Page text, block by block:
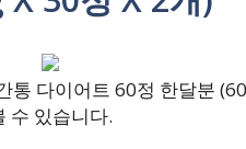
다이어트 60정 한달분
수 있습니다.